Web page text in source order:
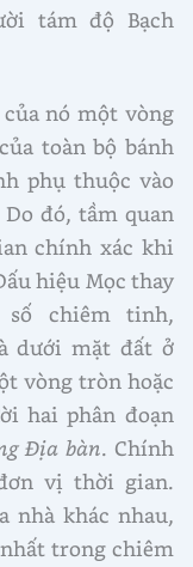
tám độ Bạch
nó một vòng
toàn bộ bánh
phụ thuộc vào
đó, tầm quan
chính xác khi
hiệu Mọc thay
chiêm tinh,
dưới mặt đất ở
vòng tròn hoặc
hai phân đoạn
Địa bàn. Chính
vị thời gian.
nhà khác nhau,
trong chiêm